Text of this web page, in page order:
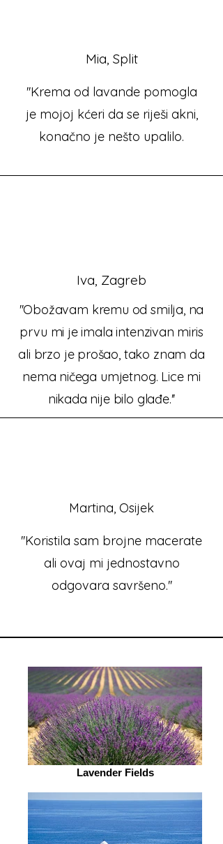
Mia, Split
''Krema od lavande pomogla
je mojoj kćeri da se riješi akni,
konačno je nešto upalilo.
Iva, Zagreb
''Obožavam kremu od smilja, na
prvu mi je imala intenzivan miris
ali brzo je prošao, tako znam da
nema ničega umjetnog. Lice mi
nikada nije bilo glađe.''
Martina, Osijek
''Koristila sam brojne macerate
ali ovaj mi jednostavno
odgovara savršeno.''
Lavender Fields